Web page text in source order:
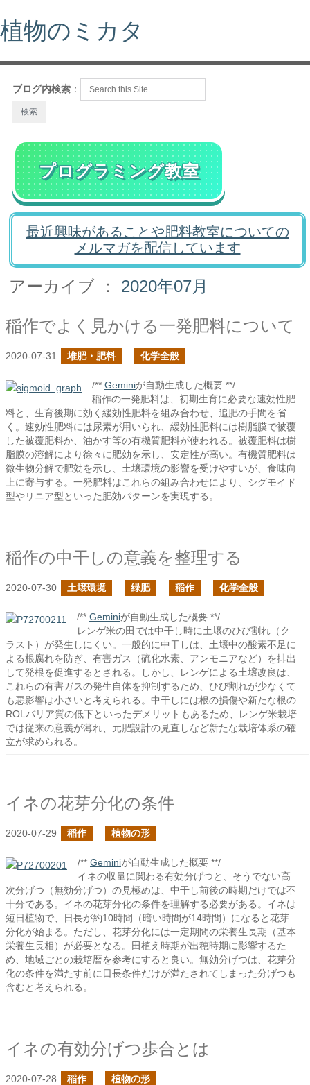
植物のミカタ
ブログ内検索 ：
プログラミング教室
最近興味があることや肥料教室についての
メルマガを配信しています
アーカイブ ： 2020年07月
稲作でよく見かける一発肥料について
2020-07-31 堆肥・肥料 化学全般
/** Geminiが自動生成した概要 **/
稲作の一発肥料は、初期生育に必要な速効性肥
料と、生育後期に効く緩効性肥料を組み合わせ、追肥の手間を省
く。速効性肥料には尿素が用いられ、緩効性肥料には樹脂膜で被覆
した被覆肥料か、油かす等の有機質肥料が使われる。被覆肥料は樹
脂膜の溶解により徐々に肥効を示し、安定性が高い。有機質肥料は
微生物分解で肥効を示し、土壌環境の影響を受けやすいが、食味向
上に寄与する。一発肥料はこれらの組み合わせにより、シグモイド
型やリニア型といった肥効パターンを実現する。
稲作の中干しの意義を整理する
2020-07-30 土壌環境 緑肥 稲作 化学全般
/** Geminiが自動生成した概要 **/
レンゲ米の田では中干し時に土壌のひび割れ（ク
ラスト）が発生しにくい。一般的に中干しは、土壌中の酸素不足に
よる根腐れを防ぎ、有害ガス（硫化水素、アンモニアなど）を排出
して発根を促進するとされる。しかし、レンゲによる土壌改良は、
これらの有害ガスの発生自体を抑制するため、ひび割れが少なくて
も悪影響は小さいと考えられる。中干しには根の損傷や新たな根の
ROLバリア質の低下といったデメリットもあるため、レンゲ米栽培
では従来の意義が薄れ、元肥設計の見直しなど新たな栽培体系の確
立が求められる。
イネの花芽分化の条件
2020-07-29 稲作 植物の形
/** Geminiが自動生成した概要 **/
イネの収量に関わる有効分げつと、そうでない高
次分げつ（無効分げつ）の見極めは、中干し前後の時期だけでは不
十分である。イネの花芽分化の条件を理解する必要がある。イネは
短日植物で、日長が約10時間（暗い時間が14時間）になると花芽
分化が始まる。ただし、花芽分化には一定期間の栄養生長期（基本
栄養生長相）が必要となる。田植え時期が出穂時期に影響するた
め、地域ごとの栽培暦を参考にすると良い。無効分げつは、花芽分
化の条件を満たす前に日長条件だけが満たされてしまった分げつも
含むと考えられる。
イネの有効分げつ歩合とは
2020-07-28 稲作 植物の形